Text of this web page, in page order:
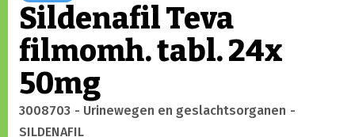
Sildenafil Teva
filmomh. tabl. 24x
50mg
3008703 - Urinewegen en geslachtsorganen -
SILDENAFIL